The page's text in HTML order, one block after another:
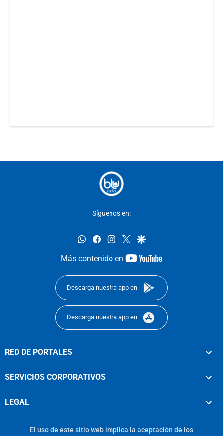
Síguenos en:
whatsappfacebookinstagram
twittergoogle
Más contenido en
youtube-
Descarga nuestra app en
Descarga nuestra app en
RED DE PORTALES
SERVICIOS CORPORATIVOS
LEGAL
El uso de este sitio web implica la aceptación de los